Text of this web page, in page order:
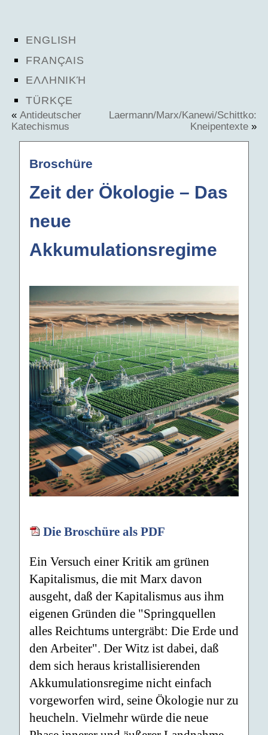
ENGLISH
FRANÇAIS
ΕΛΛΗΝΙΚΉ
TÜRKÇE
« Antideutscher
Katechismus
Laermann/Marx/Kanewi/Schittko:
Kneipentexte »
Broschüre
Zeit der Ökologie – Das
neue
Akkumulationsregime
Die Broschüre als PDF
Ein Versuch einer Kritik am grünen
Kapitalismus, die mit Marx davon
ausgeht, daß der Kapitalismus aus ihm
eigenen Gründen die "Springquellen
alles Reichtums untergräbt: Die Erde und
den Arbeiter". Der Witz ist dabei, daß
dem sich heraus kristallisierenden
Akkumulationsregime nicht einfach
vorgeworfen wird, seine Ökologie nur zu
heucheln. Vielmehr würde die neue